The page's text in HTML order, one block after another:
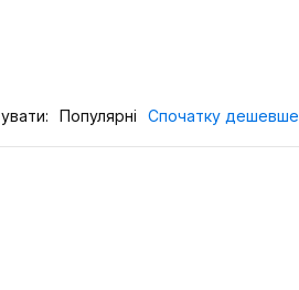
Популярні Спочатку дешевше